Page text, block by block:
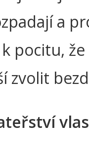
a
pocitu,
zvolit